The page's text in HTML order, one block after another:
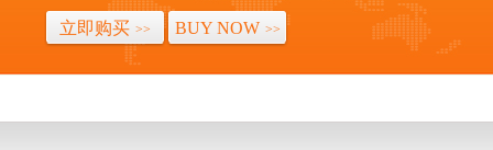
立即购买 >> BUY NOW >>